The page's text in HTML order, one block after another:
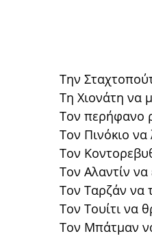
Την
Τη Χιονάτη να
Τον περήφανο
Τον Πινόκιο
Τον
Τον Αλαντίν να
Τον Ταρζάν να
Τον Τουίτι να
Τον Μπάτμαν